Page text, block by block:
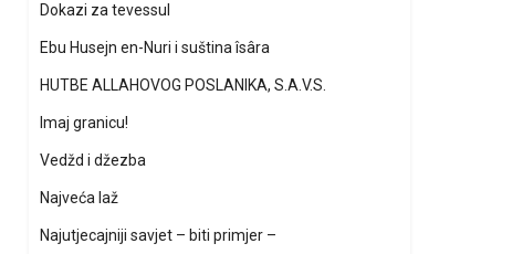
Dokazi za tevessul
Ebu Husejn en-Nuri i suština îsâra
HUTBE ALLAHOVOG POSLANIKA, S.A.V.S.
Imaj granicu!
Vedžd i džezba
Najveća laž
Najutjecajniji savjet – biti primjer –